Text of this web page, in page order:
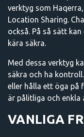
verktyg som
Location Sharing.
också. På så sätt
kära säkra.
Med dessa verktyg
säkra och ha
eller hålla ett öga på
är pålitliga och enkla
VANLIGA